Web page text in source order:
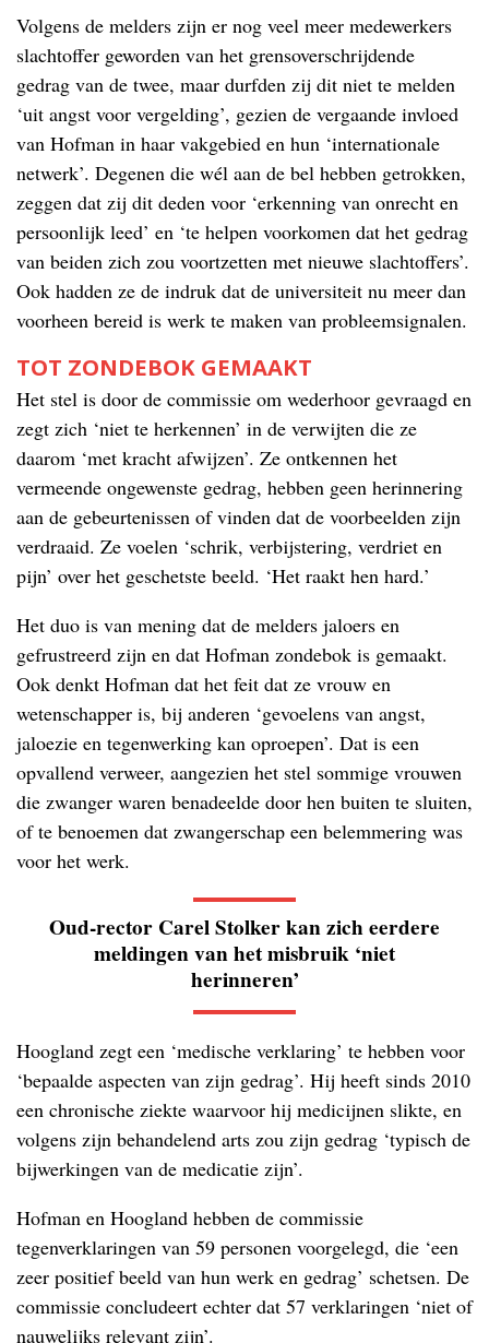
Volgens de melders zijn er nog veel meer medewerkers
slachtoffer geworden van het grensoverschrijdende
gedrag van de twee, maar durfden zij dit niet te melden
‘uit angst voor vergelding’, gezien de vergaande invloed
van Hofman in haar vakgebied en hun ‘internationale
netwerk’. Degenen die wél aan de bel hebben getrokken,
zeggen dat zij dit deden voor ‘erkenning van onrecht en
persoonlijk leed’ en ‘te helpen voorkomen dat het gedrag
van beiden zich zou voortzetten met nieuwe slachtoffers’.
Ook hadden ze de indruk dat de universiteit nu meer dan
voorheen bereid is werk te maken van probleemsignalen.
TOT ZONDEBOK GEMAAKT
Het stel is door de commissie om wederhoor gevraagd en
zegt zich ‘niet te herkennen’ in de verwijten die ze
daarom ‘met kracht afwijzen’. Ze ontkennen het
vermeende ongewenste gedrag, hebben geen herinnering
aan de gebeurtenissen of vinden dat de voorbeelden zijn
verdraaid. Ze voelen ‘schrik, verbijstering, verdriet en
pijn’ over het geschetste beeld. ‘Het raakt hen hard.’
Het duo is van mening dat de melders jaloers en
gefrustreerd zijn en dat Hofman zondebok is gemaakt.
Ook denkt Hofman dat het feit dat ze vrouw en
wetenschapper is, bij anderen ‘gevoelens van angst,
jaloezie en tegenwerking kan oproepen’. Dat is een
opvallend verweer, aangezien het stel sommige vrouwen
die zwanger waren benadeelde door hen buiten te sluiten,
of te benoemen dat zwangerschap een belemmering was
voor het werk.
Oud-rector Carel Stolker kan zich eerdere
meldingen van het misbruik ‘niet
herinneren’
Hoogland zegt een ‘medische verklaring’ te hebben voor
‘bepaalde aspecten van zijn gedrag’. Hij heeft sinds 2010
een chronische ziekte waarvoor hij medicijnen slikte, en
volgens zijn behandelend arts zou zijn gedrag ‘typisch de
bijwerkingen van de medicatie zijn’.
Hofman en Hoogland hebben de commissie
tegenverklaringen van 59 personen voorgelegd, die ‘een
zeer positief beeld van hun werk en gedrag’ schetsen. De
commissie concludeert echter dat 57 verklaringen ‘niet of
nauwelijks relevant zijn’.